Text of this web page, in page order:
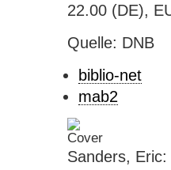
22.00 (DE),
Quelle: DNB
biblio-net
mab2
Sanders,